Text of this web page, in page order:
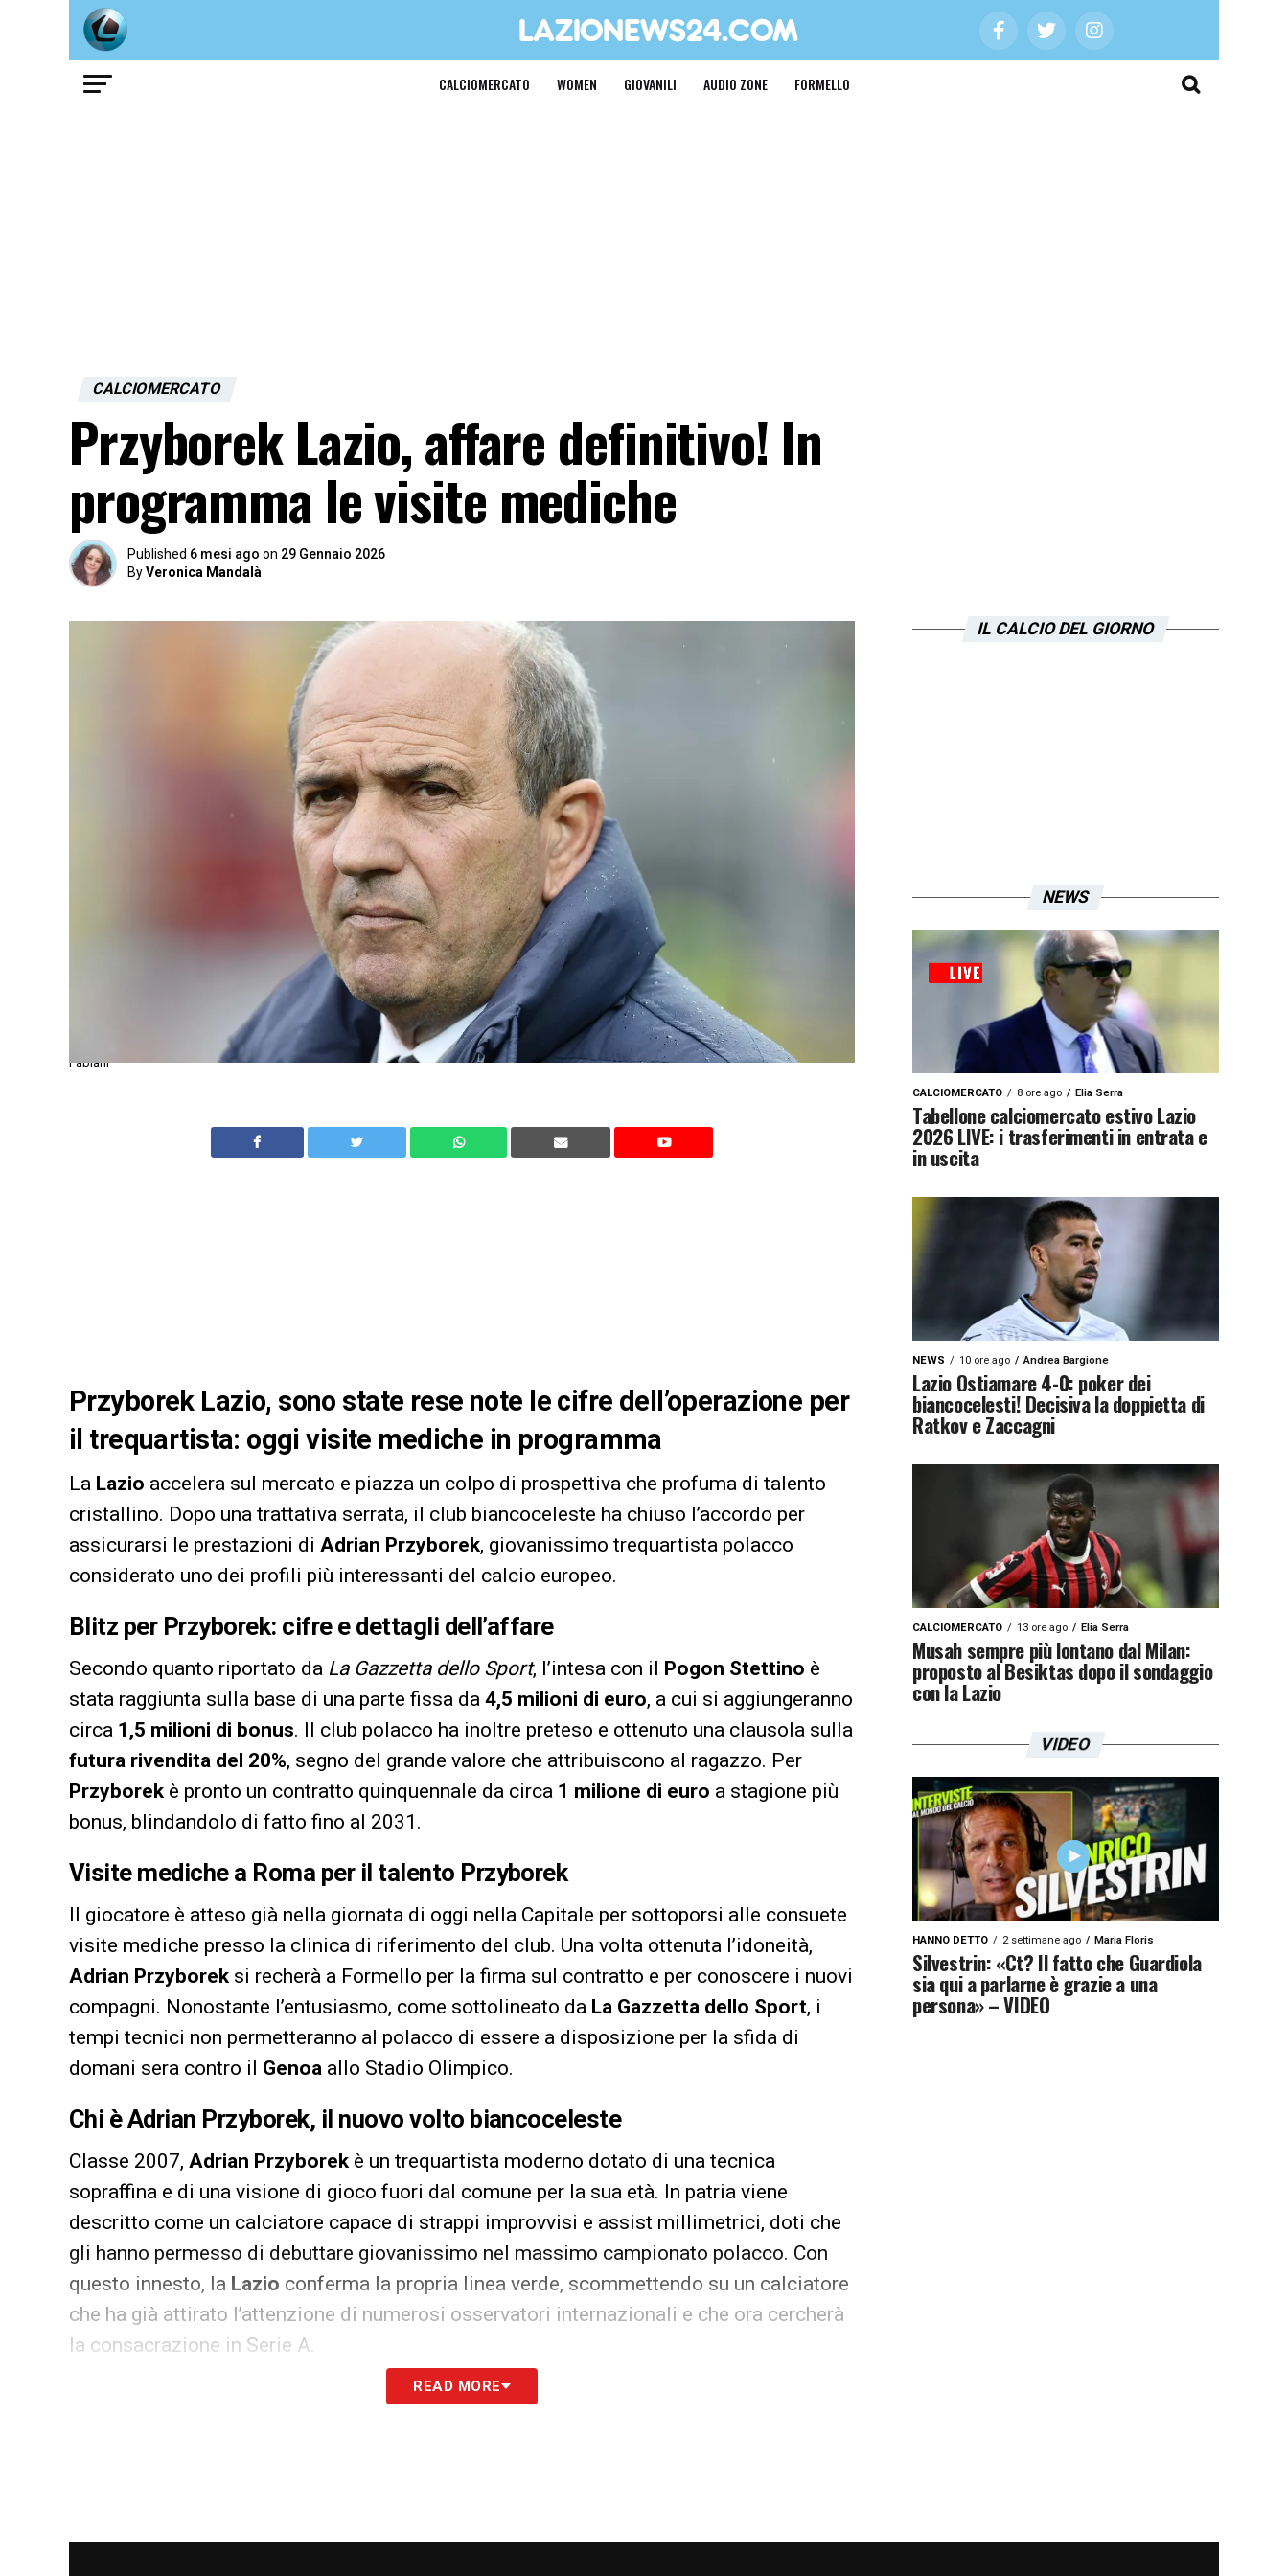
CALCIOMERCATO WOMEN GIOVANILI AUDIO ZONE FORMELLO
CALCIOMERCATO
Przyborek Lazio, affare definitivo! In
programma le visite mediche
Published 6 mesi ago on 29 Gennaio 2026
ByVeronica Mandalà
Fabiani
Przyborek Lazio, sono state rese note le cifre dell’operazione per
il trequartista: oggi visite mediche in programma
La Lazio accelera sul mercato e piazza un colpo di prospettiva che profuma di talento
cristallino. Dopo una trattativa serrata, il club biancoceleste ha chiuso l’accordo per
assicurarsi le prestazioni di Adrian Przyborek, giovanissimo trequartista polacco
considerato uno dei profili più interessanti del calcio europeo.
Blitz per Przyborek: cifre e dettagli dell’affare
Secondo quanto riportato da La Gazzetta dello Sport, l’intesa con il Pogon Stettino è
stata raggiunta sulla base di una parte fissa da 4,5 milioni di euro, a cui si aggiungeranno
circa 1,5 milioni di bonus. Il club polacco ha inoltre preteso e ottenuto una clausola sulla
futura rivendita del 20%, segno del grande valore che attribuiscono al ragazzo. Per
Przyborek è pronto un contratto quinquennale da circa 1 milione di euro a stagione più
bonus, blindandolo di fatto fino al 2031.
Visite mediche a Roma per il talento Przyborek
Il giocatore è atteso già nella giornata di oggi nella Capitale per sottoporsi alle consuete
visite mediche presso la clinica di riferimento del club. Una volta ottenuta l’idoneità,
Adrian Przyborek si recherà a Formello per la firma sul contratto e per conoscere i nuovi
compagni. Nonostante l’entusiasmo, come sottolineato da La Gazzetta dello Sport, i
tempi tecnici non permetteranno al polacco di essere a disposizione per la sfida di
domani sera contro il Genoa allo Stadio Olimpico.
Chi è Adrian Przyborek, il nuovo volto biancoceleste
Classe 2007, Adrian Przyborek è un trequartista moderno dotato di una tecnica
sopraffina e di una visione di gioco fuori dal comune per la sua età. In patria viene
descritto come un calciatore capace di strappi improvvisi e assist millimetrici, doti che
gli hanno permesso di debuttare giovanissimo nel massimo campionato polacco. Con
questo innesto, la Lazio conferma la propria linea verde, scommettendo su un calciatore
che ha già attirato l’attenzione di numerosi osservatori internazionali e che ora cercherà
la consacrazione in Serie A.
Gila Milan, dialogo aperto con Lotito! Le novità sul difensore
READ MORE
IL CALCIO DEL GIORNO
NEWS
CALCIOMERCATO 8 ore ago Elia Serra
Tabellone calciomercato estivo Lazio
2026 LIVE: i trasferimenti in entrata e
in uscita
NEWS 10 ore ago Andrea Bargione
Lazio Ostiamare 4-0: poker dei
biancocelesti! Decisiva la doppietta di
Ratkov e Zaccagni
CALCIOMERCATO 13 ore ago Elia Serra
Musah sempre più lontano dal Milan:
proposto al Besiktas dopo il sondaggio
con la Lazio
VIDEO
HANNO DETTO 2 settimane ago Maria Floris
Silvestrin: «Ct? Il fatto che Guardiola
sia qui a parlarne è grazie a una
persona» – VIDEO